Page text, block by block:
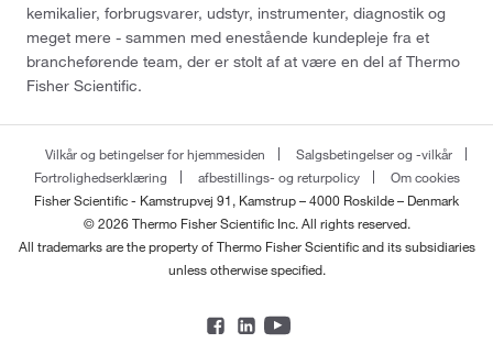
kemikalier, forbrugsvarer, udstyr, instrumenter, diagnostik og
meget mere - sammen med enestående kundepleje fra et
brancheførende team, der er stolt af at være en del af Thermo
Fisher Scientific.
Vilkår og betingelser for hjemmesiden
Salgsbetingelser og -vilkår
Fortrolighedserklæring
afbestillings- og returpolicy
Om cookies
Fisher Scientific - Kamstrupvej 91, Kamstrup – 4000 Roskilde – Denmark
© 2026 Thermo Fisher Scientific Inc. All rights reserved.
All trademarks are the property of Thermo Fisher Scientific and its subsidiaries
unless otherwise specified.